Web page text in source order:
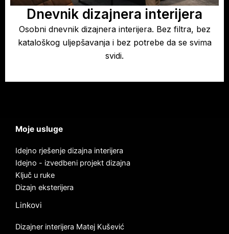
Dnevnik dizajnera interijera
Osobni dnevnik dizajnera interijera. Bez filtra, bez
kataloškog uljepšavanja i bez potrebe da se svima
svidi.
Moje usluge
Idejno rješenje dizajna interijera
Idejno - izvedbeni projekt dizajna
Ključ u ruke
Dizajn eksterijera
Linkovi
Dizajner interijera Matej Kušević